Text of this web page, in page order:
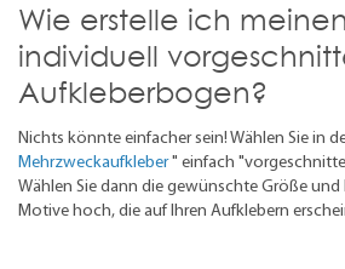
Wie erstelle ich
individuell
Aufkleberbogen?
Nichts könnte einfacher sein! Wählen Sie in
Mehrzweckaufkleber" einfach
Wählen Sie dann die gewünschte Größe und
Motive hoch, die auf Ihren Aufklebern